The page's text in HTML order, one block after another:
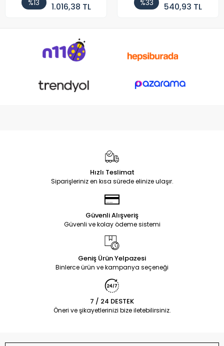
%13 1.016,38 TL %33 540,93 TL
Hızlı Teslimat
Siparişleriniz en kısa sürede elinize ulaşır.
Güvenli Alışveriş
Güvenli ve kolay ödeme sistemi
Geniş Ürün Yelpazesi
Binlerce ürün ve kampanya seçeneği
7 / 24 DESTEK
Öneri ve şikayetlerinizi bize iletebilirsiniz.